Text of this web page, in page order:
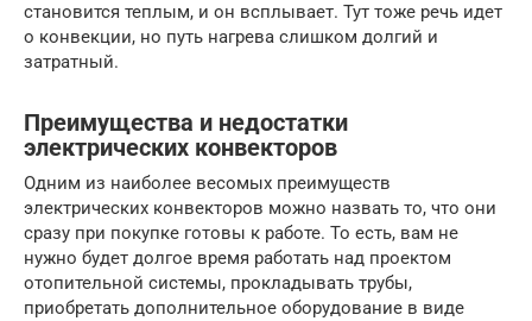
становится теплым, и он всплывает. Тут тоже речь идет
о конвекции, но путь нагрева слишком долгий и
затратный.
Преимущества и недостатки
электрических конвекторов
Одним из наиболее весомых преимуществ
электрических конвекторов можно назвать то, что они
сразу при покупке готовы к работе. То есть, вам не
нужно будет долгое время работать над проектом
отопительной системы, прокладывать трубы,
приобретать дополнительное оборудование в виде